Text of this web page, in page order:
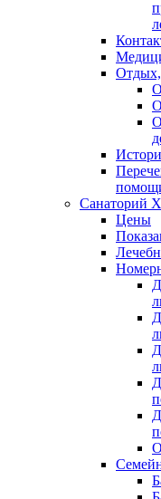
Отдых,
Санаторий
Цены